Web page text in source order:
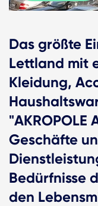
Das größte
Lettland mit
Kleidung,
Geschäfte
Bedürfnisse
den